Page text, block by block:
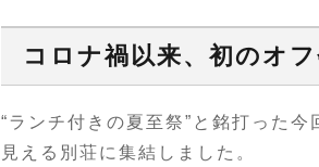
コロナ禍以来、初のオ
“ランチ付きの夏至祭”と銘打った
見える別荘に集結しました。